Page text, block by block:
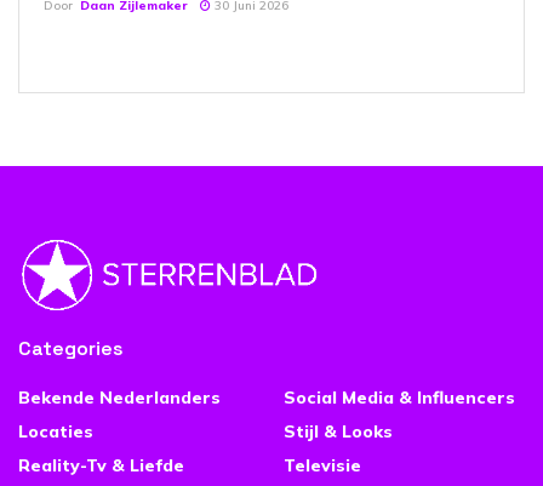
Door Daan Zijlemaker 30 Juni 2026
Categories
Bekende Nederlanders
Locaties
Reality-Tv & Liefde
Social Media & Influencers
Stijl & Looks
Televisie